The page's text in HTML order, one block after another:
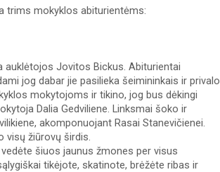
trims mokyklos abiturientėms:
auklėtojos Jovitos Bickus. Abiturientai
jog dabar jie pasilieka šeimininkais ir privalo
mokytojoms ir tikino, jog bus dėkingi
Dalia Gedviliene. Linksmai šoko ir
akomponuojant Rasai Stanevičienei.
žiūrovų širdis.
šiuos jaunus žmones per visus
tikėjote, skatinote, brėžėte ribas ir